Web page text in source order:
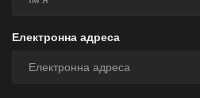
Електронна адреса